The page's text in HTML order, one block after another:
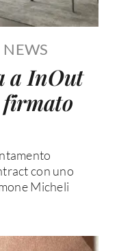
NEWS
a InOut
firmato
con uno
Micheli